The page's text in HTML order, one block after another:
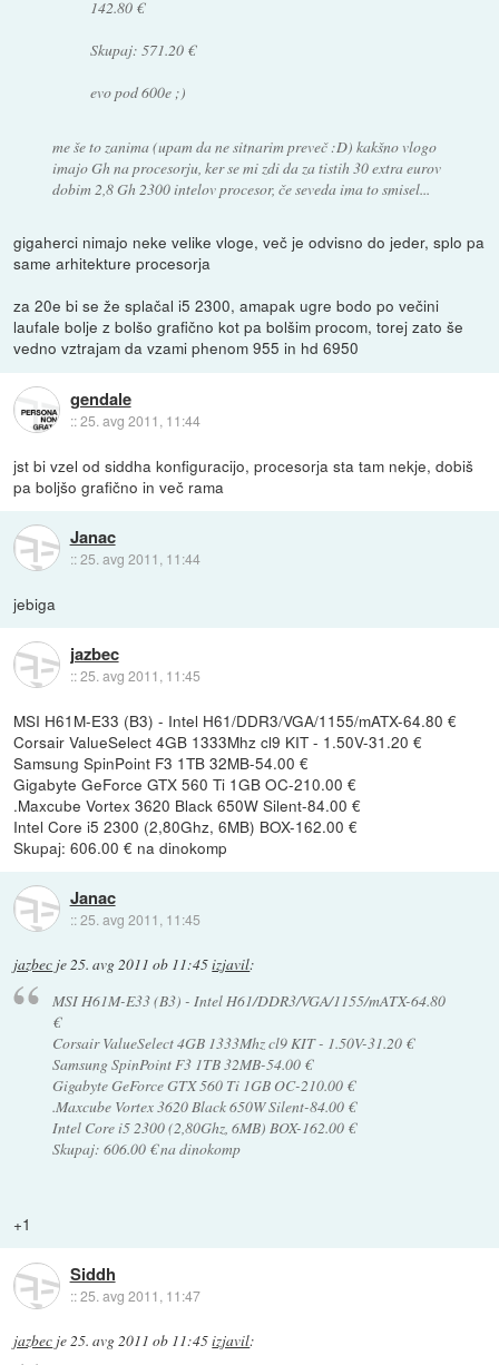
142.80 €
Skupaj: 571.20 €
evo pod 600e ;)
me še to zanima (upam da ne sitnarim preveč :D) kakšno vlogo
imajo Gh na procesorju, ker se mi zdi da za tistih 30 extra eurov
dobim 2,8 Gh 2300 intelov procesor, če seveda ima to smisel...
gigaherci nimajo neke velike vloge, več je odvisno do jeder, splo pa
same arhitekture procesorja
za 20e bi se že splačal i5 2300, amapak ugre bodo po večini
laufale bolje z bolšo grafično kot pa bolšim procom, torej zato še
vedno vztrajam da vzami phenom 955 in hd 6950
gendale
::25. avg 2011, 11:44
jst bi vzel od siddha konfiguracijo, procesorja sta tam nekje, dobiš
pa boljšo grafično in več rama
Janac
::25. avg 2011, 11:44
jebiga
jazbec
::25. avg 2011, 11:45
MSI H61M-E33 (B3) - Intel H61/DDR3/VGA/1155/mATX-64.80 €
Corsair ValueSelect 4GB 1333Mhz cl9 KIT - 1.50V-31.20 €
Samsung SpinPoint F3 1TB 32MB-54.00 €
Gigabyte GeForce GTX 560 Ti 1GB OC-210.00 €
.Maxcube Vortex 3620 Black 650W Silent-84.00 €
Intel Core i5 2300 (2,80Ghz, 6MB) BOX-162.00 €
Skupaj: 606.00 € na dinokomp
Janac
::25. avg 2011, 11:45
jazbec je25. avg 2011 ob 11:45izjavil:
MSI H61M-E33 (B3) - Intel H61/DDR3/VGA/1155/mATX-64.80
€
Corsair ValueSelect 4GB 1333Mhz cl9 KIT - 1.50V-31.20 €
Samsung SpinPoint F3 1TB 32MB-54.00 €
Gigabyte GeForce GTX 560 Ti 1GB OC-210.00 €
.Maxcube Vortex 3620 Black 650W Silent-84.00 €
Intel Core i5 2300 (2,80Ghz, 6MB) BOX-162.00 €
Skupaj: 606.00 € na dinokomp
+1
Siddh
::25. avg 2011, 11:47
jazbec je25. avg 2011 ob 11:45izjavil: